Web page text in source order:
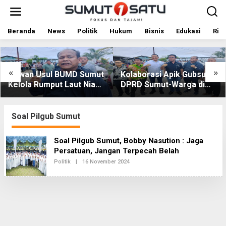
t
i
k
o
n
Beranda News Politik Hukum Bisnis Edukasi
« »
Dewan Usul BUMD Sumut
Kelola Rumput Laut Nias
Utara dari Hulu ke Hilir
Kolaborasi Apik Gubsu-
DPRD Sumut-Warga di
Nias Utara: Jalan Rusak
Soal Pilgub Sumut
Soal Pilgub Sumut, Bobby Nasution : Jaga
Persatuan, Jangan Terpecah Belah
Politik | 16 November 2024O
E